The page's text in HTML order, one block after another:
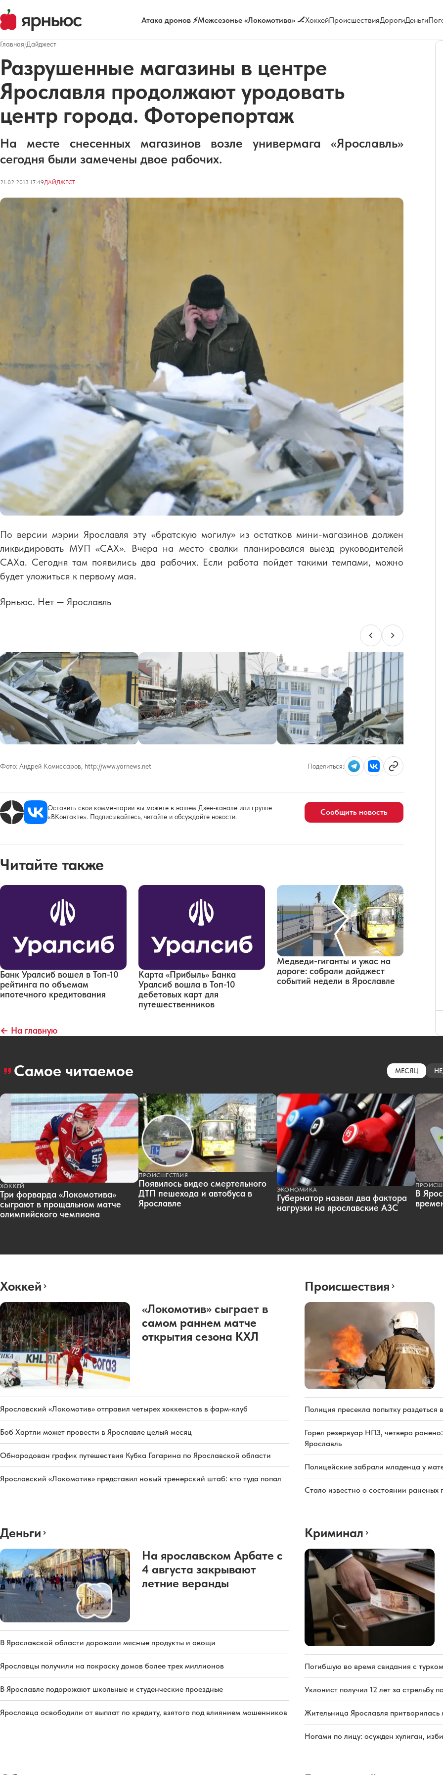
Атака дронов ⚡Межсезонье «Локомотива» 🏒ХоккейПроисшествияДорогиДеньги
Главная/Дайджест
Разрушенные магазины в центре
Ярославля продолжают уродовать
центр города. Фоторепортаж
На месте снесенных магазинов возле универмага «Ярославль»
сегодня были замечены двое рабочих.
21.02.2013 17:49ДАЙДЖЕСТ
По версии мэрии Ярославля эту «братскую могилу» из остатков мини-магазиновдолжен
ликвидировать МУП «САХ». Вчера на место свалки планировался выезд руководителей
САХа. Сегодня там появились два рабочих. Если работа пойдет такими темпами, можно
будет уложиться к первому мая.
Ярньюс. Нет — Ярославль
Фото: Андрей Комиссаров, http://www.yarnews.net Поделиться:
Оставить свои комментарии вы можете в нашем Дзен-канале или группе
«ВКонтакте». Подписывайтесь, читайте и обсуждайте новости.
Сообщить новость
Читайте также
Банк Уралсиб вошел в Топ-10
рейтинга по объемам
ипотечного кредитования
Карта «Прибыль» Банка
Уралсиб вошла в Топ-10
дебетовых карт для
путешественников
Медведи-гиганты и ужас на
дороге: собрали дайджест
событий недели в Ярославле
← На главную
Самое читаемое МЕСЯЦ
ХОККЕЙ
Три форварда «Локомотива»
сыграют в прощальном матче
олимпийского чемпиона
ПРОИСШЕСТВИЯ
Появилось видео смертельного
ДТП пешехода и автобуса в
Ярославле
ЭКОНОМИКА
Губернатор назвал два фактора
нагрузки на ярославские АЗС
В
Хоккей
«Локомотив» сыграет в
самом раннем матче
открытия сезона КХЛ
Ярославский «Локомотив» отправил четырех хоккеистов в фарм-клуб
Боб Хартли может провести в Ярославле целый месяц
Обнародован график путешествия Кубка Гагарина по Ярославской области
Ярославский «Локомотив» представил новый тренерский штаб: кто туда попал
Происшествия
Полиция пресекла попытку раздеться
Горел резервуар НПЗ, четверо
Ярославль
Полицейские забрали младенца у
Стало известно о состоянии
Деньги
На ярославском Арбате с
4 августа закрывают
летние веранды
В Ярославской области дорожали мясные продукты и овощи
Ярославцы получили на покраску домов более трех миллионов
В Ярославле подорожают школьные и студенческие проездные
Ярославца освободили от выплат по кредиту, взятого под влиянием мошенников
Криминал
Погибшую во время свидания с
Уклонист получил 12 лет за стрельбу
Жительница Ярославля
Ногами по лицу: осужден хулиган,